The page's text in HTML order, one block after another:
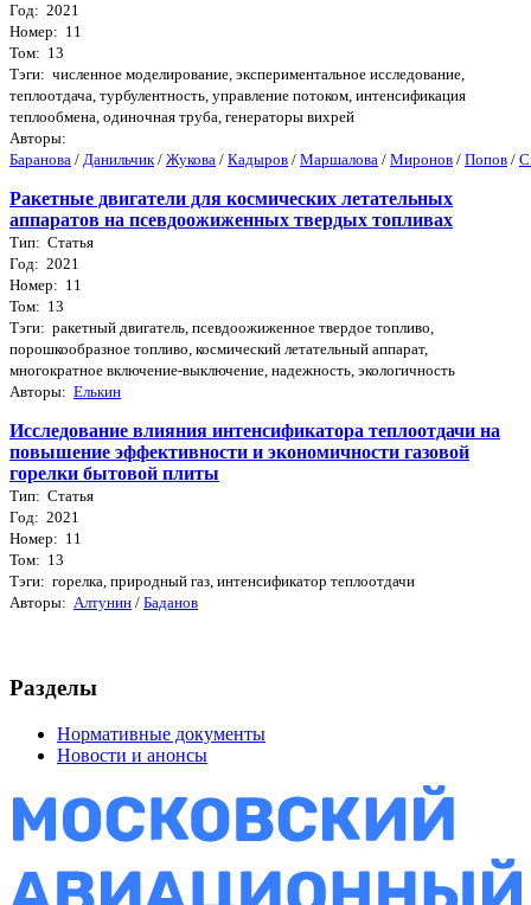
Год: 2021
Номер: 11
Том: 13
Тэги: численное моделирование, экспериментальное исследование,
теплоотдача, турбулентность, управление потоком, интенсификация
теплообмена, одиночная труба, генераторы вихрей
Авторы:
Баранова / Данильчик/ Жукова / Кадыров / Маршалова / Миронов / Попов /
Ракетные двигатели для космических летательных
аппаратов на псевдоожиженных твердых топливах
Тип: Статья
Год: 2021
Номер: 11
Том: 13
Тэги: ракетный двигатель, псевдоожиженное твердое топливо,
порошкообразное топливо, космический летательный аппарат,
многократное включение-выключение, надежность, экологичность
Авторы: Елькин
Исследование влияния интенсификатора теплоотдачи на
повышение эффективности и экономичности газовой
горелки бытовой плиты
Тип: Статья
Год: 2021
Номер: 11
Том: 13
Тэги: горелка, природный газ, интенсификатор теплоотдачи
Авторы: Алтунин / Баданов
Разделы
Нормативные документы
Новости и анонсы